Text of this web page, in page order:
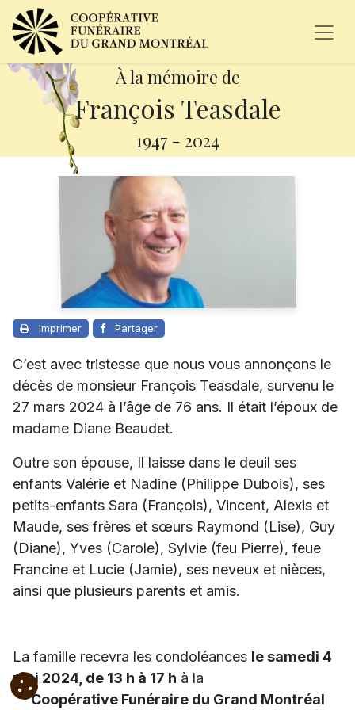
À la mémoire de
François Teasdale
1947 - 2024
Imprimer Partager
C’est avec tristesse que nous vous annonçons le
décès de monsieur François Teasdale, survenu le
27 mars 2024 à l’âge de 76 ans. Il était l’époux de
madame Diane Beaudet.
Outre son épouse, Il laisse dans le deuil ses
enfants Valérie et Nadine (Philippe Dubois), ses
petits-enfants Sara (François), Vincent, Alexis et
Maude, ses frères et sœurs Raymond (Lise), Guy
(Diane), Yves (Carole), Sylvie (feu Pierre), feue
Francine et Lucie (Jamie), ses neveux et nièces,
ainsi que plusieurs parents et amis.
La famille recevra les condoléances le samedi 4
mai 2024, de 13 h à 17 h à la
Coopérative Funéraire du Grand Montréal